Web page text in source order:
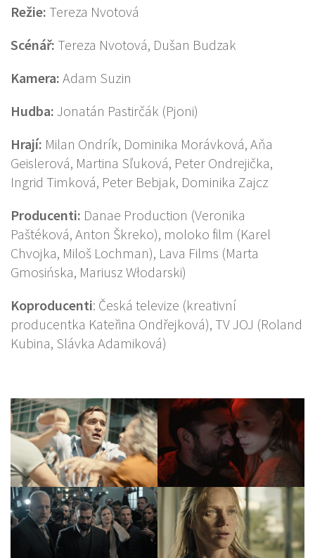
Režie: Tereza Nvotová
Scénář: Tereza Nvotová, Dušan Budzak
Kamera: Adam Suzin
Hudba: Jonatán Pastirčák (Pjoni)
Hrají: Milan Ondrík, Dominika Morávková, Aňa
Geislerová, Martina Sľuková, Peter Ondrejička,
Ingrid Timková, Peter Bebjak, Dominika Zajcz
Producenti: Danae Production (Veronika
Paštéková, Anton Škreko), moloko film (Karel
Chvojka, Miloš Lochman), Lava Films (Marta
Gmosińska, Mariusz Włodarski)
Koproducenti: Česká televize (kreativní
producentka Kateřina Ondřejková), TV JOJ (Roland
Kubina, Slávka Adamiková)